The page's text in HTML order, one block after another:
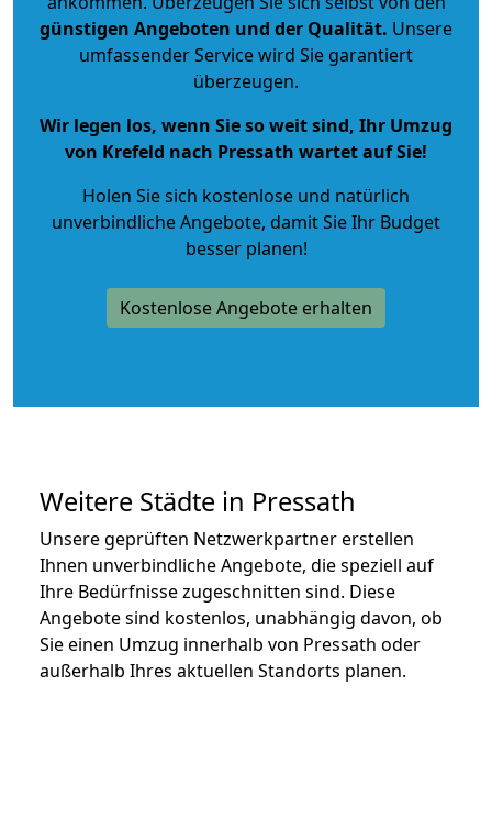
günstigen Angeboten und der Qualität. Unsere
umfassender Service wird Sie garantiert
überzeugen.
Wir legen los, wenn Sie so weit sind, Ihr Umzug
von Krefeld nach Pressath wartet auf Sie!
Holen Sie sich kostenlose und natürlich
unverbindliche Angebote, damit Sie Ihr Budget
besser planen!
Kostenlose Angebote erhalten
Weitere Städte in Pressath
Unsere geprüften Netzwerkpartner erstellen
Ihnen unverbindliche Angebote, die speziell auf
Ihre Bedürfnisse zugeschnitten sind. Diese
Angebote sind kostenlos, unabhängig davon, ob
Sie einen Umzug innerhalb von Pressath oder
außerhalb Ihres aktuellen Standorts planen.